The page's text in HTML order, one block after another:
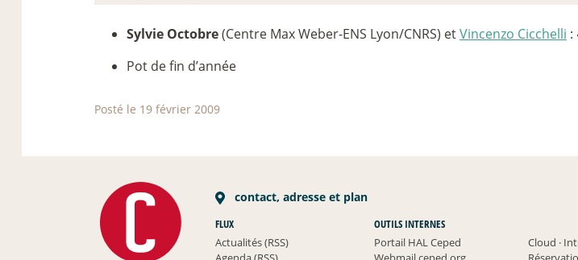
Sylvie Octobre(Centre Max Weber-ENS Lyon/CNRS) etVincenzo Cicchelli :
Pot de fin d’année
Posté le 19 février 2009
contact, adresse et plan
FLUX
Actualités (RSS)
OUTILS INTERNES
Portail HAL Ceped
Cloud ·